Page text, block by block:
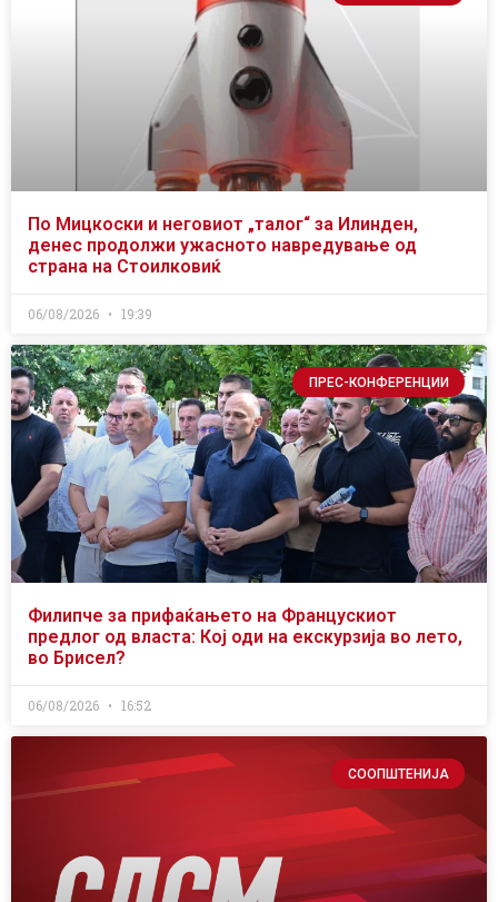
По Мицкоски и неговиот „талог“ за Илинден,
денес продолжи ужасното навредување од
страна на Стоилковиќ
06/08/2026 19:39
ПРЕС-КОНФЕРЕНЦИИ
Филипче за прифаќањето на Францускиот
предлог од власта: Кој оди на екскурзија во лето,
во Брисел?
06/08/2026 16:52
СООПШТЕНИЈА